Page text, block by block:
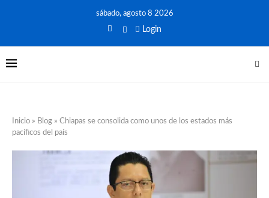
sábado, agosto 8 2026
Login
Inicio » Blog » Chiapas se consolida como unos de los estados más
pacíficos del país